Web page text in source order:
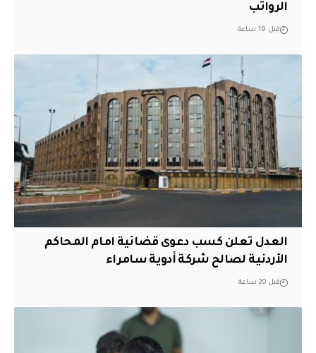
الرواتب
قبل 19 ساعة
العدل تعلن كسب دعوى قضائية امام المحاكم
الأردنية لصالح شركة أدوية سامراء
قبل 20 ساعة